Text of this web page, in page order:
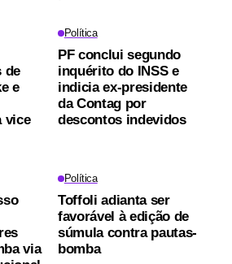
de
e
vice
Política
PF conclui segundo
inquérito do INSS e
indicia ex-presidente
da Contag por
descontos indevidos
via
Política
Toffoli adianta ser
favorável à edição de
súmula contra pautas-
bomba